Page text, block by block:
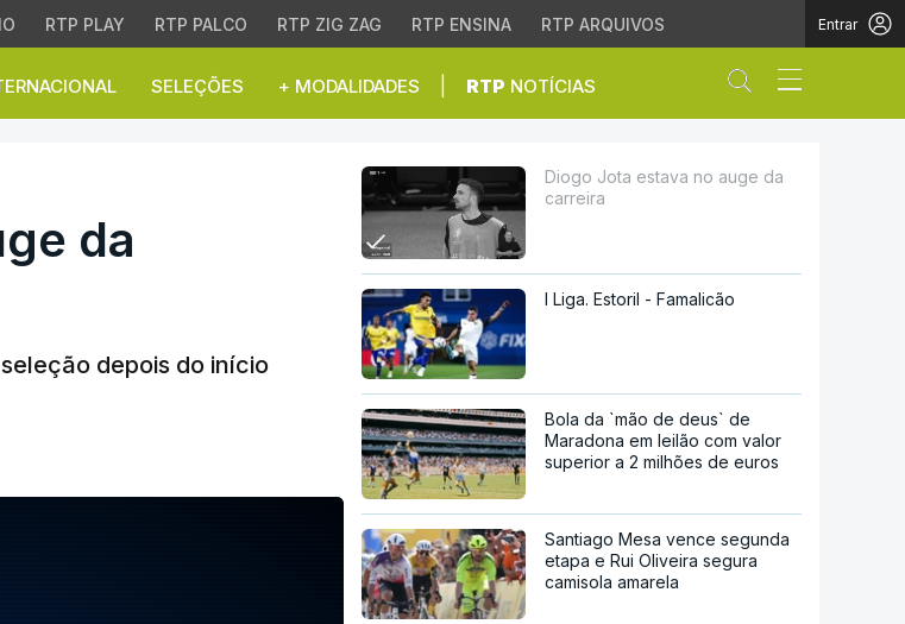
RTP PLAY RTP PALCO RTP ZIG ZAG RTP ENSINA RTP ARQUIVOS Entrar
SELEÇÕES + MODALIDADES RTP NOTÍCIAS Abrir campo
da carreira
da
depois do início
Diogo Jota estava no auge da
carreira
I Liga. Estoril - Famalicão
Bola da `mão de deus` de
Maradona em leilão com valor
superior a 2 milhões de euros
Santiago Mesa vence segunda
etapa e Rui Oliveira segura
camisola amarela